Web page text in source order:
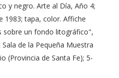
y negro. Arte al Día, Año 4;
1983; tapa, color. Affiche
sobre un fondo litográfico",
de la Pequeña Muestra
(Provincia de Santa Fe); 5-